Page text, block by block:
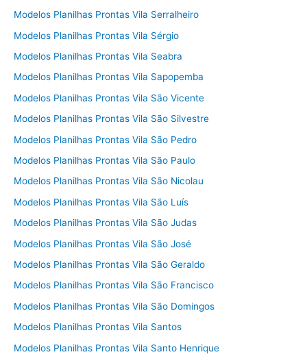
Modelos Planilhas Prontas Vila Serralheiro
Modelos Planilhas Prontas Vila Sérgio
Modelos Planilhas Prontas Vila Seabra
Modelos Planilhas Prontas Vila Sapopemba
Modelos Planilhas Prontas Vila São Vicente
Modelos Planilhas Prontas Vila São Silvestre
Modelos Planilhas Prontas Vila São Pedro
Modelos Planilhas Prontas Vila São Paulo
Modelos Planilhas Prontas Vila São Nicolau
Modelos Planilhas Prontas Vila São Luís
Modelos Planilhas Prontas Vila São Judas
Modelos Planilhas Prontas Vila São José
Modelos Planilhas Prontas Vila São Geraldo
Modelos Planilhas Prontas Vila São Francisco
Modelos Planilhas Prontas Vila São Domingos
Modelos Planilhas Prontas Vila Santos
Modelos Planilhas Prontas Vila Santo Henrique